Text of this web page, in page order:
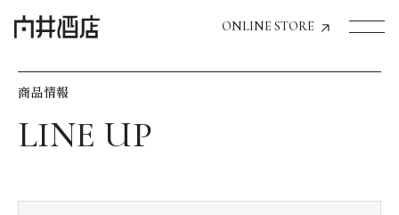
ONLINE STORE
飲食店経営のお客様
商品情報